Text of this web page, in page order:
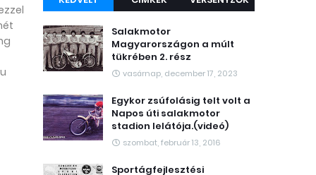
Salakmotor
Magyarországon a múlt
tükrében 2. rész
vasárnap, december 17, 2023
Egykor zsúfolásig telt volt a
Napos úti salakmotor
stadion lelátója.(videó)
szombat, február 13, 2016
Sportágfejlesztési